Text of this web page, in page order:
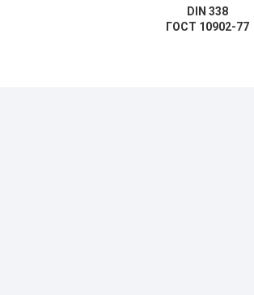
DIN 338
ГОСТ 10902-77